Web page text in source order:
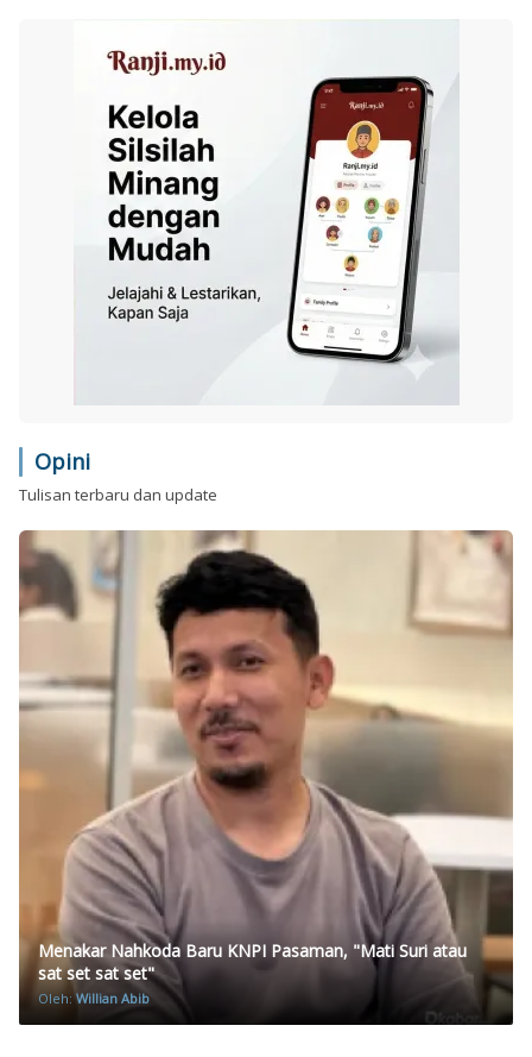
Opini
Tulisan terbaru dan update
Menakar Nahkoda Baru KNPI Pasaman, "Mati Suri atau
sat set sat set"
Oleh:Willian Abib